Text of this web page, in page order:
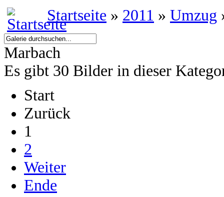
Startseite » 2011 » Umzug
Marbach
Es gibt 30 Bilder in dieser
Start
Zurück
1
2
Weiter
Ende